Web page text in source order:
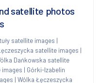
satellite photos
satellite images |
satellite images |
Dańkowska satellite
images | Górki-Izabelin
| Wólka Łęczeszycka